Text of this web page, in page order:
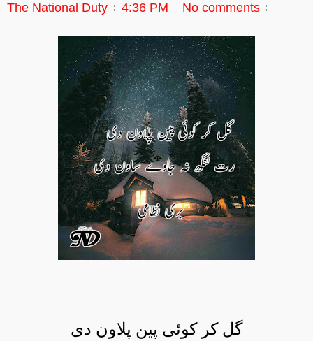
The National Duty 4:36 PM No comments
گل کر کوئی پین پلاون دی